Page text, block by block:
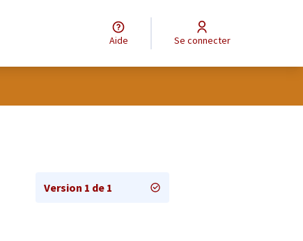
Aide Se connecter
Version 1 de 1